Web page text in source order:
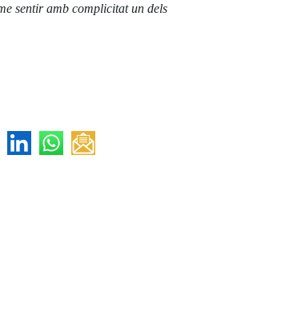
sentir amb complicitat un dels